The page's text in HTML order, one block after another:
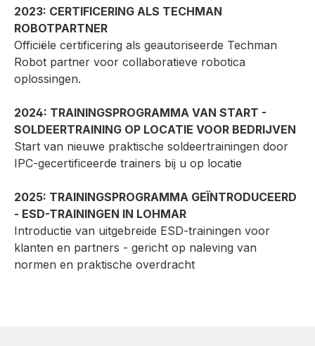
2023: CERTIFICERING ALS TECHMAN
ROBOTPARTNER
Officiële certificering als geautoriseerde Techman
Robot partner voor collaboratieve robotica
oplossingen.
2024: TRAININGSPROGRAMMA VAN START -
SOLDEERTRAINING OP LOCATIE VOOR BEDRIJVEN
Start van nieuwe praktische soldeertrainingen door
IPC-gecertificeerde trainers bij u op locatie
2025: TRAININGSPROGRAMMA GEÏNTRODUCEERD
- ESD-TRAININGEN IN LOHMAR
Introductie van uitgebreide ESD-trainingen voor
klanten en partners - gericht op naleving van
normen en praktische overdracht